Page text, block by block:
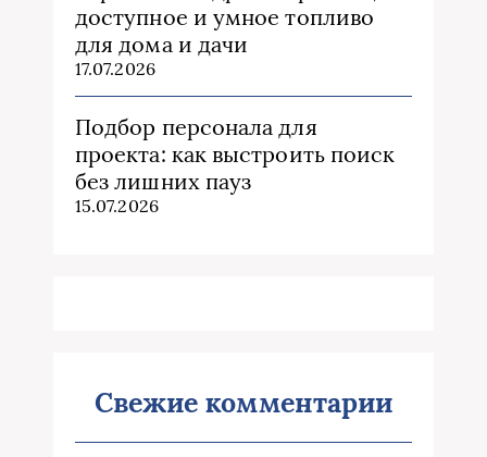
доступное и умное топливо
для дома и дачи
17.07.2026
Подбор персонала для
проекта: как выстроить поиск
без лишних пауз
15.07.2026
Свежие комментарии